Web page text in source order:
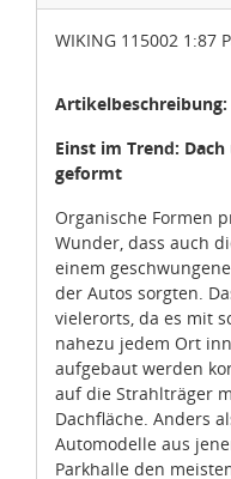
WIKING 115002 1:87
Artikelbeschreibung:
Einst im Trend:
geformt
Organische Formen
Wunder, dass auch
einem
der Autos sorgten.
vielerorts, da es mit
nahezu jedem Ort
aufgebaut werden
auf die Strahlträger
Dachfläche. Anders
Automodelle aus
Parkhalle den